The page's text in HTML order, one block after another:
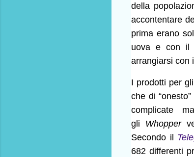
della
accontentare
prima erano
uova e con il
arrangiarsi con
I prodotti per
che di
complicate
gli Whopper
Secondo il
682 differenti